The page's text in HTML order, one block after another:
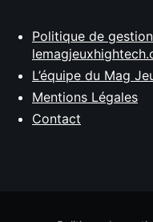
Politique de
L’équipe du Mag
Mentions Légales
Contact